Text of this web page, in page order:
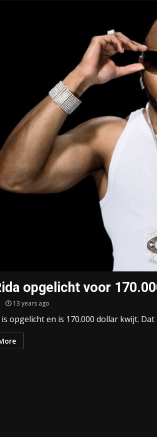
opgelicht voor
13 years ago
is opgelicht en is 170.000 dollar kwijt.
Treinkaartjes worden duurder,
abonnementen verdwijnen
9 months ago